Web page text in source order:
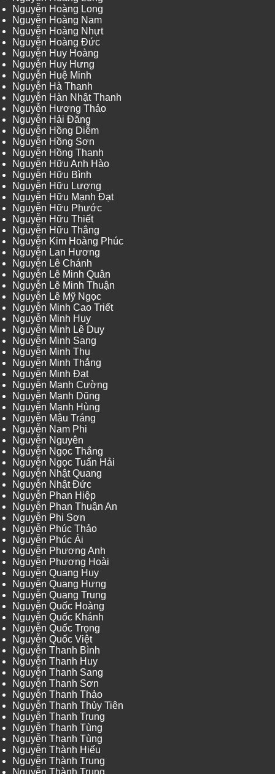
Nguyễn Hoàng Long
Nguyễn Hoàng Nam
Nguyễn Hoàng Nhựt
Nguyễn Hoàng Đức
Nguyễn Huy Hoàng
Nguyễn Huy Hưng
Nguyễn Huệ Minh
Nguyễn Hà Thanh
Nguyễn Hàn Nhật Thanh
Nguyễn Hương Thảo
Nguyễn Hải Đăng
Nguyễn Hồng Diễm
Nguyễn Hồng Sơn
Nguyễn Hồng Thanh
Nguyễn Hữu Anh Hào
Nguyễn Hữu Bình
Nguyễn Hữu Lượng
Nguyễn Hữu Mạnh Đạt
Nguyễn Hữu Phước
Nguyễn Hữu Thiết
Nguyễn Hữu Thắng
Nguyễn Kim Hoàng Phúc
Nguyễn Lan Hương
Nguyễn Lê Chánh
Nguyễn Lê Minh Quân
Nguyễn Lê Minh Thuận
Nguyễn Lê Mỹ Ngọc
Nguyễn Minh Cao Triết
Nguyễn Minh Huy
Nguyễn Minh Lê Duy
Nguyễn Minh Sang
Nguyễn Minh Thu
Nguyễn Minh Thắng
Nguyễn Minh Đạt
Nguyễn Mạnh Cường
Nguyễn Mạnh Dũng
Nguyễn Mạnh Hùng
Nguyễn Mậu Tráng
Nguyễn Nam Phi
Nguyễn Nguyên
Nguyễn Ngọc Thắng
Nguyễn Ngọc Tuấn Hải
Nguyễn Nhật Quang
Nguyễn Nhật Đức
Nguyễn Phan Hiệp
Nguyễn Phan Thuận An
Nguyễn Phi Sơn
Nguyễn Phúc Thảo
Nguyễn Phúc Ái
Nguyễn Phương Anh
Nguyễn Phương Hoài
Nguyễn Quang Huy
Nguyễn Quang Hưng
Nguyễn Quang Trung
Nguyễn Quốc Hoàng
Nguyễn Quốc Khánh
Nguyễn Quốc Trọng
Nguyễn Quốc Việt
Nguyễn Thanh Bình
Nguyễn Thanh Huy
Nguyễn Thanh Sang
Nguyễn Thanh Sơn
Nguyễn Thanh Thảo
Nguyễn Thanh Thủy Tiên
Nguyễn Thanh Trung
Nguyễn Thanh Tùng
Nguyễn Thanh Tùng
Nguyễn Thành Hiếu
Nguyễn Thành Trung
Nguyễn Thành Trung